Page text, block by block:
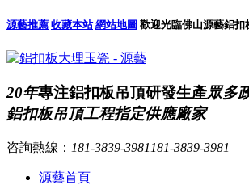
源藝推薦 收藏本站 網站地圖 歡迎光臨佛山源藝鋁扣
20年專注鋁扣板吊頂研發生產眾多
鋁扣板吊頂工程指定供應廠家
咨詢熱線： 181-3839-3981 181-3839-3981
源藝首頁